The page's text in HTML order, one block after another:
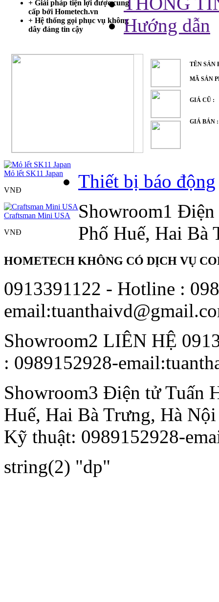
+ Giải pháp tiện lợi được cung
cấp bởi Hometech.vn
+ Hệ thống gọi phục vụ không
dây đáng tin cậy
TÊN SẢN
MÃ SẢN
GIÁ CŨ :
GIÁ BÁN
Hướng dẫn
Mỏ lết SK11 Japan
VNÐ
Craftsman Mini USA
VNÐ
Thiết bị báo động
HOMETECH KHÔNG CÓ DỊCH VỤ
Showroom1 Điện
Phố Huế, Hai Bà
0913391122 - Hotline :
Showroom2 LIÊN HỆ
: 0989152928-
Showroom3 Điện tử Tuấn
Huế, Hai Bà Trưng, Hà Nội
Kỹ thuật: 0989152928-
string(2) "dp"